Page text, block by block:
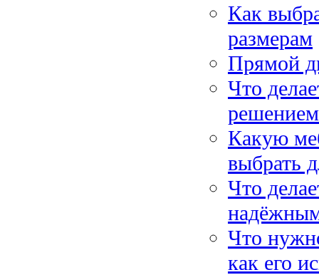
Как
размерам
Прямой
Что
Какую
выбрать
Что
Что
как его